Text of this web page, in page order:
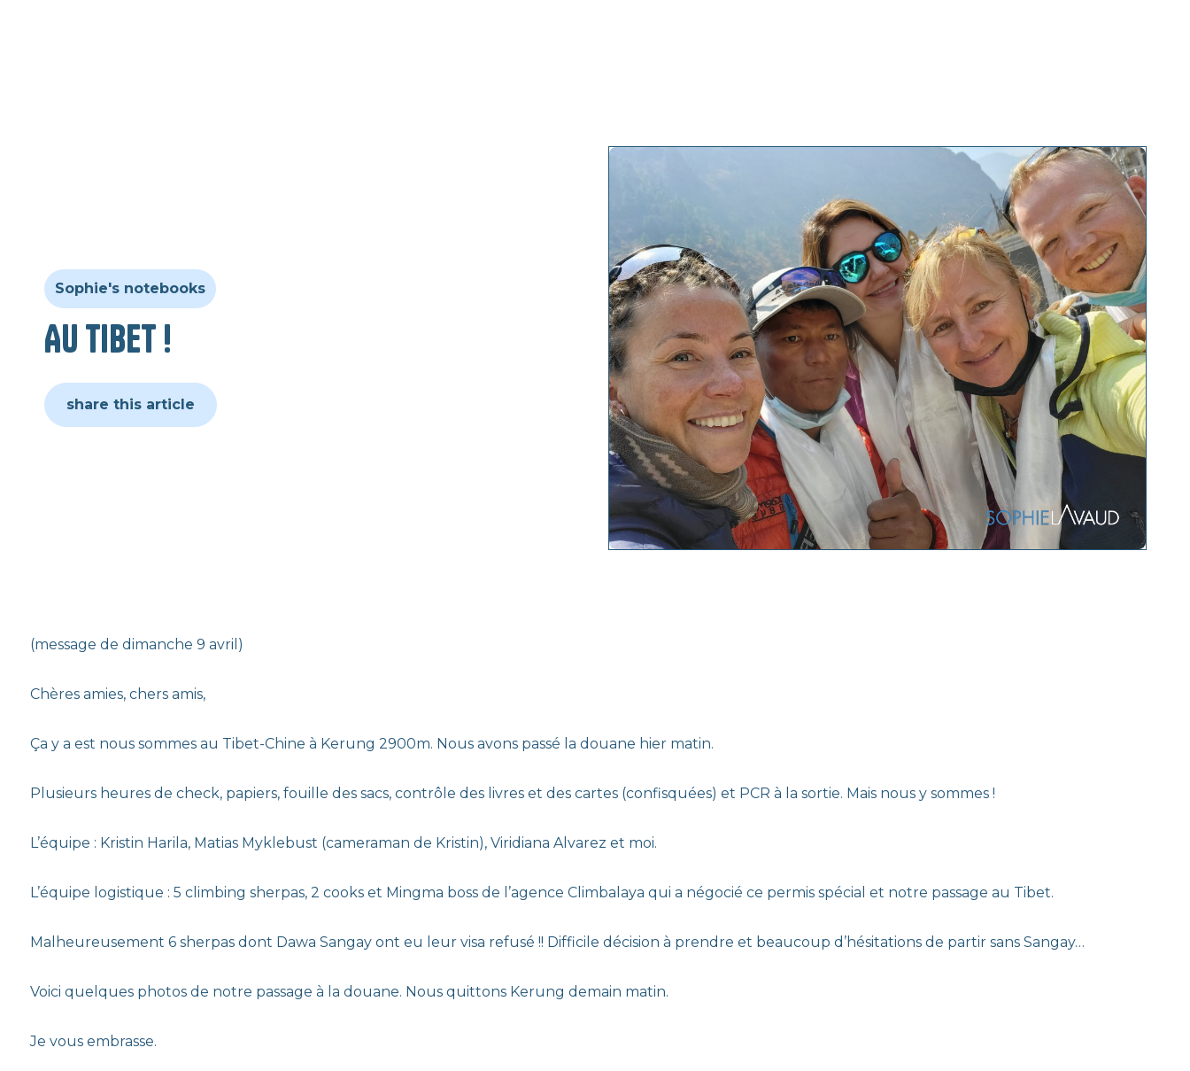
Sophie's notebooks
Au Tibet !
share this article
(message de dimanche 9 avril)
Chères amies, chers amis,
Ça y a est nous sommes au Tibet-Chine à Kerung 2900m. Nous avons passé la douane hier matin.
Plusieurs heures de check, papiers, fouille des sacs, contrôle des livres et des cartes (confisquées) et PCR à la sortie. Mais nous y sommes !
L’équipe : Kristin Harila, Matias Myklebust (cameraman de Kristin), Viridiana Alvarez et moi.
L’équipe logistique : 5 climbing sherpas, 2 cooks et Mingma boss de l’agence Climbalaya qui a négocié ce permis spécial et notre passage au Tibet.
Malheureusement 6 sherpas dont Dawa Sangay ont eu leur visa refusé !! Difficile décision à prendre et beaucoup d’hésitations de partir sans Sangay…
Voici quelques photos de notre passage à la douane. Nous quittons Kerung demain matin.
Je vous embrasse.